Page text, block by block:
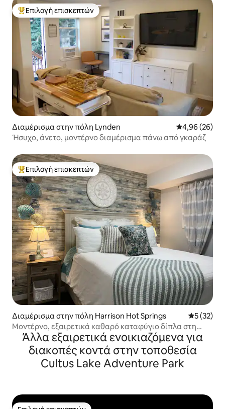
Κορυφαία επιλογή επισκεπτών
Επιλογή επισκεπτών
Διαμέρισμα στην πόλη Lynden Μέση
4,96 (26)
Ήσυχο, άνετο, μοντέρνο διαμέρισμα πάνω από γκαράζ
Κορυφαία επιλογή επισκεπτών
Επιλογή επισκεπτών
Διαμέρισμα στην πόλη Harrison Hot Springs Μέση
5 (32)
Μοντέρνο, εξαιρετικά καθαρό καταφύγιο δίπλα στη
λίμνη
Άλλα εξαιρετικά ενοικιαζόμενα για
διακοπές κοντά στην τοποθεσία
Cultus Lake Adventure Park